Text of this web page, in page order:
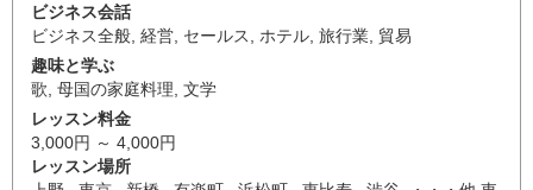
ビジネス会話
ビジネス全般 経営 セールス ホテル 旅行業 貿易
趣味と学ぶ
歌 母国の家庭料理 文学
レッスン料金
3,000円 ～ 4,000円
レッスン場所